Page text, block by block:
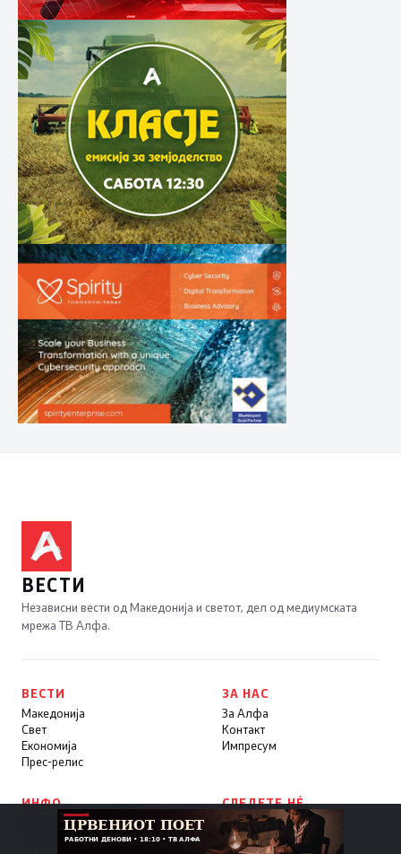
ВЕСТИ
Независни вести од Македонија и светот, дел од медиумската
мрежа ТВ Алфа.
ВЕСТИ
Македонија
Свет
Економија
Прес-релис
ЗА НАС
За Алфа
Контакт
Импресум
ИНФО
ТВ програма
СЛЕДЕТЕ НÉ
Facebook
X / Twitter